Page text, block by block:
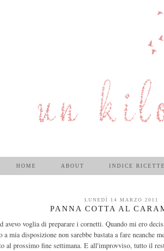
HOME ABOUT INDICE RICETTE
LUNEDÌ 14 MARZO 2011
PANNA COTTA AL
avevo voglia di preparare i cornetti. Quando mi ero
a mia disposizione non sarebbe bastata a fare neanche
al prossimo fine settimana. E all'improvviso, tutto il